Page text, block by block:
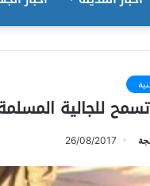
للجالية
26/08/2017